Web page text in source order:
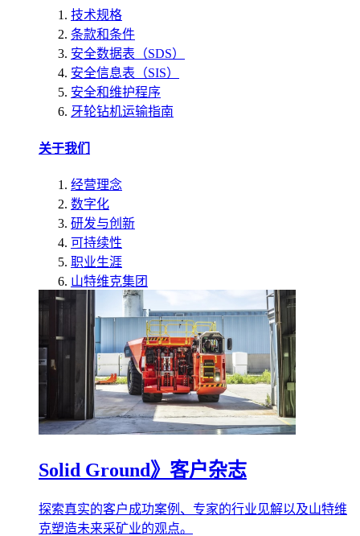
技术规格
条款和条件
安全数据表（SDS）
安全信息表（SIS）
安全和维护程序
牙轮钻机运输指南
关于我们
经营理念
数字化
研发与创新
可持续性
职业生涯
山特维克集团
Solid Ground》客户杂志
探索真实的客户成功案例、专家的行业见解以及山特维
克塑造未来采矿业的观点。